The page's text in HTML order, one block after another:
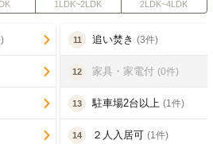
1LDK~2LDK 2LDK~4LDK
11 追い焚き (3件)
12 家具・家電付 (0件)
13 駐車場2台以上 (1件)
14 ２人入居可 (1件)